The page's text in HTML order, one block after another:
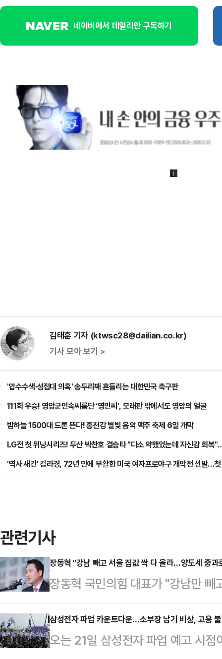
네이버에서 데일리안 구독하기
김태훈 기자 (ktwsc28@dailian.co.kr)
기사 모아 보기 >
'압수수색·성접대 의혹' 송두리째 흔들리는 대한민국 축구판
111회 우승! 영암군민속씨름단 ‘영민씨’, 모래판 밖에서도 영암의 얼굴
밤하늘 1500대 드론 뜬다! 홍천강 별빛 음악 맥주 축제 6일 개막
LG전 첫 위닝시리즈! 두산 박찬호 결승타 "다소 약했었는데 자신감 회복
'역사 새긴' 김라경, 72년 만에 부활한 미국 여자프로야구 개막전 선발…
관련기사
장동혁 "강남 빼고 서울 집값 싹 다 올라…양도세 중과
장동혁 국민의힘 대표가 "강남만
명 정부의 부동산 정책을 강하게 비
에 올린 글을 통해 이 같이 밝힌 뒤
록 미워하는 강남은 떨어졌으니 이
삼성전자 파업 카운트다운…소부장 납기 비상, 고용
오는 21일 삼성전자 파업 예고 시점